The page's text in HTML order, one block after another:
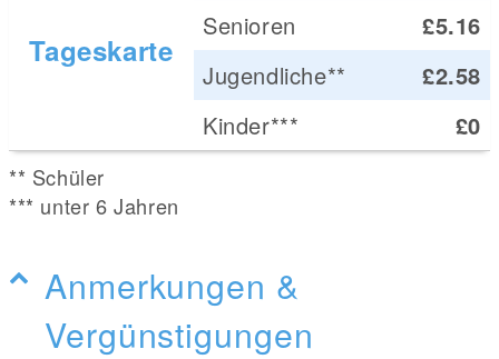
Tageskarte
Senioren
£5.16
Jugendliche**
£2.58
Kinder***
£0
** Schüler
*** unter 6 Jahren
Anmerkungen &
Vergünstigungen